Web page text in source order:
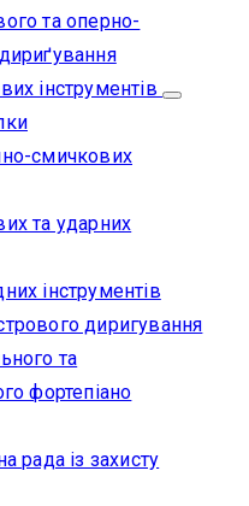
та оперно-
інструментів
смичкових
та ударних
інструментів
диригування
та
фортепіано
рада із захисту